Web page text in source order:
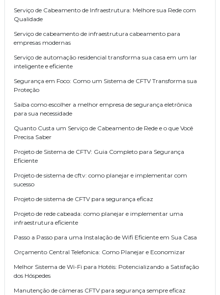
Serviço de Cabeamento de Infraestrutura: Melhore sua Rede com
Qualidade
Serviço de cabeamento de infraestrutura cabeamento para
empresas modernas
Serviço de automação residencial transforma sua casa em um lar
inteligente e eficiente
Segurança em Foco: Como um Sistema de CFTV Transforma sua
Proteção
Saiba como escolher a melhor empresa de segurança eletrônica
para sua necessidade
Quanto Custa um Serviço de Cabeamento de Rede e o que Você
Precisa Saber
Projeto de Sistema de CFTV: Guia Completo para Segurança
Eficiente
Projeto de sistema de cftv: como planejar e implementar com
sucesso
Projeto de sistema de CFTV para segurança eficaz
Projeto de rede cabeada: como planejar e implementar uma
infraestrutura eficiente
Passo a Passo para uma Instalação de Wifi Eficiente em Sua Casa
Orçamento Central Telefonica: Como Planejar e Economizar
Melhor Sistema de Wi-Fi para Hotéis: Potencializando a Satisfação
dos Hóspedes
Manutenção de câmeras CFTV para segurança sempre eficaz